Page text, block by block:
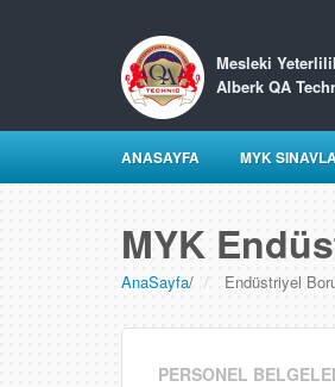
Mesleki
Alberk QA
ANASAYFA MYK
MYK
AnaSayfa/ Endüstriyel
PERSONEL